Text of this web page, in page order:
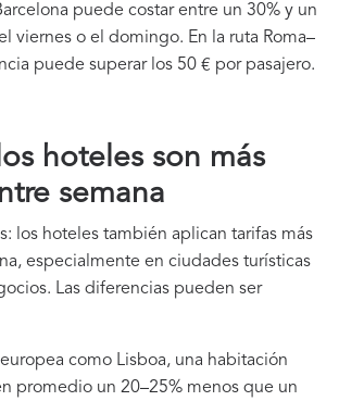
puede costar entre un 30% y un
viernes o el domingo. En la ruta Roma–
puede superar los 50 € por pasajero.
hoteles son más
semana
los hoteles también aplican tarifas más
especialmente en ciudades turísticas
Las diferencias pueden ser
como Lisboa, una habitación
promedio un 20–25% menos que un